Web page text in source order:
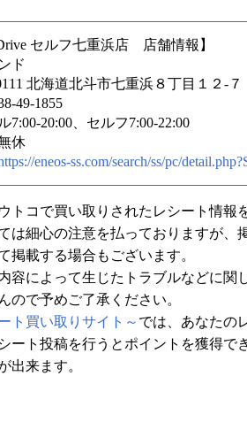
セルフ七重浜店 店舗情報】
ド
北海道北斗市七重浜８丁目１２-７
49-1855
7:00-20:00、セルフ7:00-22:00
休
eneos-ss.com/search/ss/pc/
トコで買い取りされたレシート情報
は細心の注意を払っておりますが、
掲載する場合もございます。
容によって生じたトラブルなどに関
ので予めご了承ください。
ト買い取りサイト～ では、あなたの
ート投稿を行うとポイントを獲得で
出来ます。